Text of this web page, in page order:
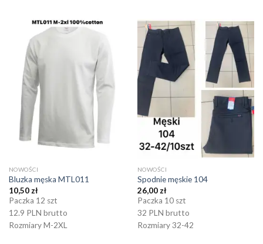
NOWOŚCI
Bluzka męska MTL011
10,50 zł
Paczka 12 szt
12.9 PLN brutto
Rozmiary M-2XL
NOWOŚCI
Spodnie męskie 104
26,00 zł
Paczka 10 szt
32 PLN brutto
Rozmiary 32-42